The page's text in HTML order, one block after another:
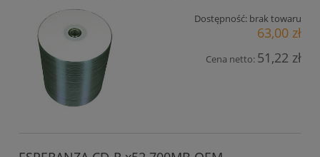
Dostępność: brak towaru
63,00 zł
Cena netto: 51,22 zł